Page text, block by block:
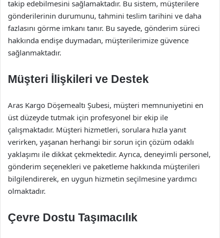
takip edebilmesini sağlamaktadır. Bu sistem, müşterilere
gönderilerinin durumunu, tahmini teslim tarihini ve daha
fazlasını görme imkanı tanır. Bu sayede, gönderim süreci
hakkında endişe duymadan, müşterilerimize güvence
sağlanmaktadır.
Müşteri İlişkileri ve Destek
Aras Kargo Döşemealtı Şubesi, müşteri memnuniyetini en
üst düzeyde tutmak için profesyonel bir ekip ile
çalışmaktadır. Müşteri hizmetleri, sorulara hızla yanıt
verirken, yaşanan herhangi bir sorun için çözüm odaklı
yaklaşımı ile dikkat çekmektedir. Ayrıca, deneyimli personel,
gönderim seçenekleri ve paketleme hakkında müşterileri
bilgilendirerek, en uygun hizmetin seçilmesine yardımcı
olmaktadır.
Çevre Dostu Taşımacılık